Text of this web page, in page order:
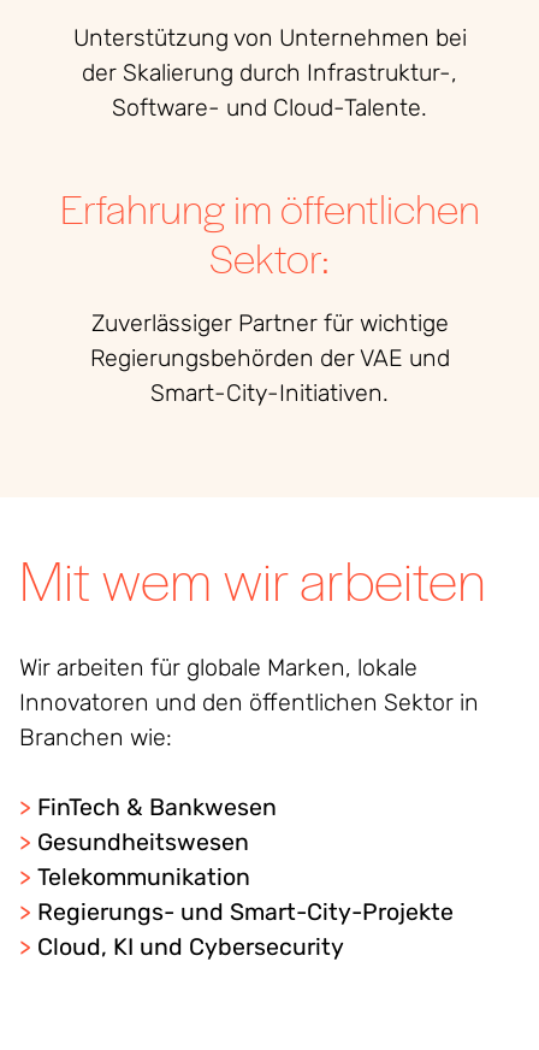
Unterstützung von Unternehmen bei
der Skalierung durch Infrastruktur-,
Software- und Cloud-Talente.
Erfahrung im öffentlichen
Sektor:
Zuverlässiger Partner für wichtige
Regierungsbehörden der VAE und
Smart-City-Initiativen.
Mit wem wir arbeiten
Wir arbeiten für globale Marken, lokale
Innovatoren und den öffentlichen Sektor in
Branchen wie:
> FinTech & Bankwesen
> Gesundheitswesen
> Telekommunikation
> Regierungs- und Smart-City-Projekte
> Cloud, KI und Cybersecurity